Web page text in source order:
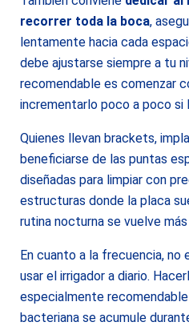
recorrer toda la boca,
lentamente hacia cada
debe ajustarse siempre a tu
recomendable es comenzar
incrementarlo poco a poco si
Quienes llevan brackets,
beneficiarse de las puntas
diseñadas para limpiar con
estructuras donde la placa
rutina nocturna se vuelve
En cuanto a la frecuencia, no
usar el irrigador a diario.
especialmente
bacteriana se acumule